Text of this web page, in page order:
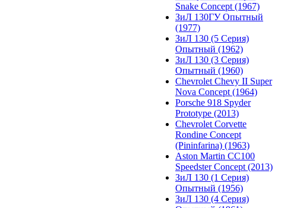
Snake Concept (1967)
ЗиЛ 130ГУ Опытный
(1977)
ЗиЛ 130 (5 Серия)
Опытный (1962)
ЗиЛ 130 (3 Серия)
Опытный (1960)
Chevrolet Chevy II Super
Nova Concept (1964)
Porsche 918 Spyder
Prototype (2013)
Chevrolet Corvette
Rondine Concept
(Pininfarina) (1963)
Aston Martin CC100
Speedster Concept (2013)
ЗиЛ 130 (1 Серия)
Опытный (1956)
ЗиЛ 130 (4 Серия)